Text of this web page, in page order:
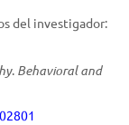
del investigador:
. Behavioral and